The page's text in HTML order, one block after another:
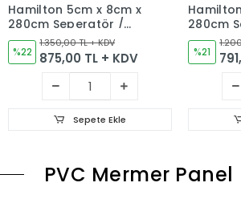
Hamilton 5cm x 8cm x
280cm Seperatör /
Bölme
%22
1.350,00 TL + KDV
875,00 TL + KDV
Sepete Ekle
280cm
Bölme
%21
PVC Mermer Panel